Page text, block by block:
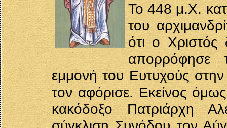
Το 448 μ.Χ.
του
ότι ο
απορρόφησε
εμμονή του Ευτυχούς
τον αφόρισε. Εκείνος
κακόδοξο Πατριάρχη